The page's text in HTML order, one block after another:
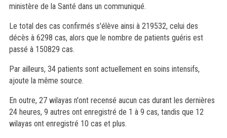
ministère de la Santé dans un communiqué.
Le total des cas confirmés s'élève ainsi à 219532, celui des
décès à 6298 cas, alors que le nombre de patients guéris est
passé à 150829 cas.
Par ailleurs, 34 patients sont actuellement en soins intensifs,
ajoute la même source.
En outre, 27 wilayas n'ont recensé aucun cas durant les dernières
24 heures, 9 autres ont enregistré de 1 à 9 cas, tandis que 12
wilayas ont enregistré 10 cas et plus.